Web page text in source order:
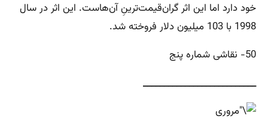
خود دارد اما این اثر گران‌قیمت‌ترینِ آن‌هاست. این اثر در سال
1998 با 103 میلیون دلار فروخته شد.
50- نقاشی شماره پنج
___________________________